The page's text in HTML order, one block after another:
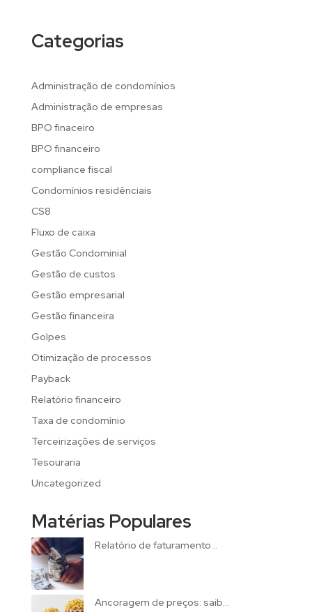
Categorias
Administração de condomínios
Administração de empresas
BPO finaceiro
BPO financeiro
compliance fiscal
Condomínios residênciais
CS8
Fluxo de caixa
Gestão Condominial
Gestão de custos
Gestão empresarial
Gestão financeira
Golpes
Otimização de processos
Payback
Relatório financeiro
Taxa de condomínio
Terceirizações de serviços
Tesouraria
Uncategorized
Matérias Populares
Relatório de faturamento...
Ancoragem de preços: saib...